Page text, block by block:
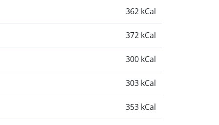
362 kCal
372 kCal
300 kCal
303 kCal
353 kCal